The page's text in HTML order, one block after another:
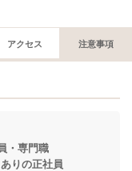
アクセス 注意事項
・専門職
正社員